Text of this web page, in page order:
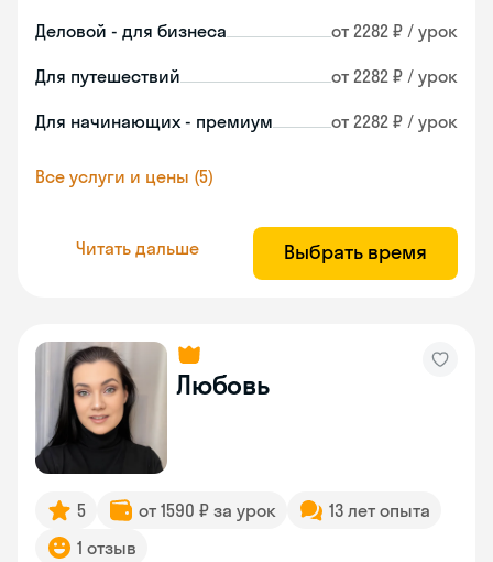
Деловой - для бизнеса от 2282 ₽ / урок
Для путешествий от 2282 ₽ / урок
Для начинающих - премиум от 2282 ₽ / урок
Все услуги и цены (5)
Читать дальше Выбрать время
Любовь
5 от 1590 ₽ за урок
13 лет опыта
1 отзыв